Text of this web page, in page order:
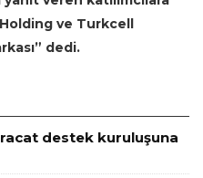
ve Turkcell
dedi.
destek kuruluşuna